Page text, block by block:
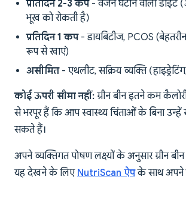
प्रतिदिन 2-3 कप- वजन घटाने वाली डाइट
भूख को रोकती है)
प्रतिदिन 1 कप- डायबिटीज, PCOS
रूप से खाएं)
असीमित- एथलीट, सक्रिय व्यक्ति
कोई ऊपरी सीमा नहीं: ग्रीन बीन इतने कम
से भरपूर हैं कि आप स्वास्थ्य चिंताओं के बिना उन्हें
सकते हैं।
अपने व्यक्तिगत पोषण लक्ष्यों के अनुसार ग्रीन
यह देखने के लिए NutriScan ऐपके साथ अपने